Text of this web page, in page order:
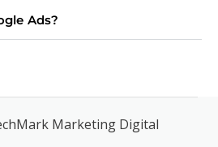
Ads?
Marketing Digital